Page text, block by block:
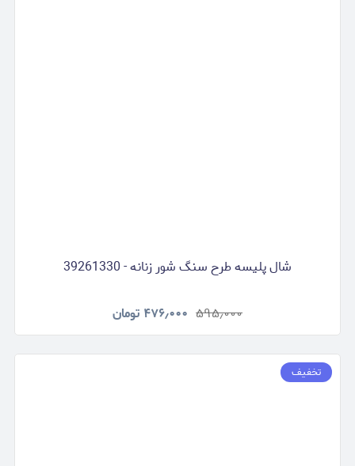
شال پلیسه طرح سنگ شور زنانه - 39261330
۵۹۵٫۰۰۰ ۴۷۶٫۰۰۰ تومان
تخفیف